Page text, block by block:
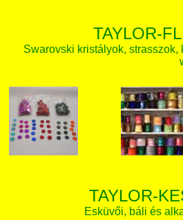
TAYLOR-
Swarovski kristályok,
TAYLOR-
Esküvői, báli és